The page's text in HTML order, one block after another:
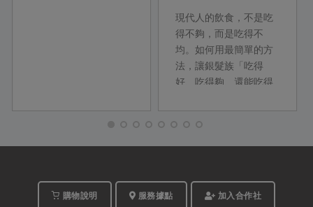
現代人的飲食，不是吃
得不夠，而是吃得不
均。如何用最簡單的方
法，讓銀髮族「吃得
好、吃得夠、還能吃得
別邀請資深營養師柯蘊
出發，設計以「飲品」
的營養缺口。
購物說明 服務據點 加入合作社